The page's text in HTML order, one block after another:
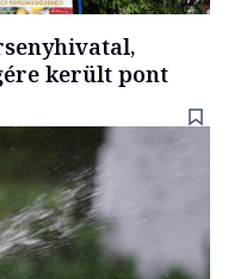
került pont